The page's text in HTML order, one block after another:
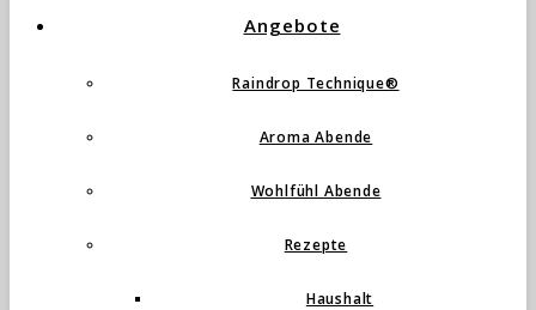
Angebote
Raindrop Technique®
Aroma Abende
Wohlfühl Abende
Rezepte
Haushalt